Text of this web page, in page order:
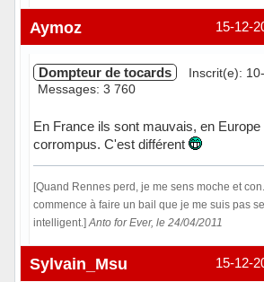
Hors ligne 15-12-
Aymoz
Dompteur de tocards
Inscrit(e):
Messages: 3 760
En France ils sont mauvais, en Europe
corrompus. C'est différent
[Quand Rennes perd, je me sens moche et
commence à faire un bail que je me suis pas
intelligent.] Anto for Ever, le 24/04/2011
Hors ligne 15-12-
Sylvain_Msu